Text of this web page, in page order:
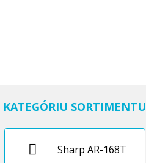
SORTIMENTU
Sharp AR-168T